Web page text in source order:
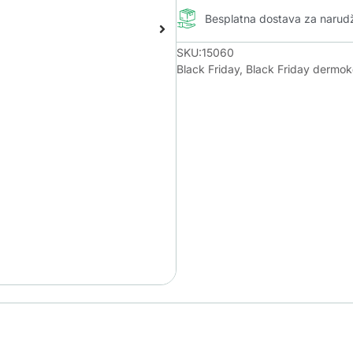
Besplatna dostava za
SKU:15060
Black Friday, Black Friday